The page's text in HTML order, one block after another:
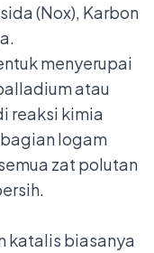
(Nox), Karbon
menyerupai
atau
reaksi kimia
logam
zat polutan
katalis biasanya